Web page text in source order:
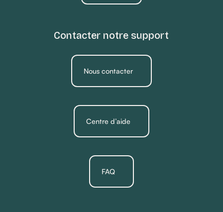
Contacter notre support
Nous contacter
Centre d’aide
FAQ